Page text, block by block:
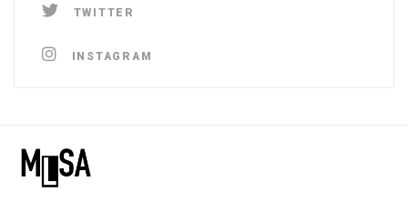
TWITTER
INSTAGRAM